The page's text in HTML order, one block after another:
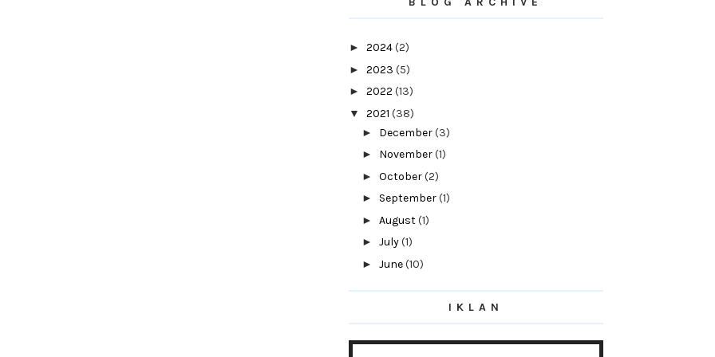
► 2024(2)
► 2023 (5)
► 2022 (13)
▼ 2021 (38)
► December(3)
► November(1)
►October(2)
► September(1)
►August(1)
►July(1)
►June(10)
IKLAN